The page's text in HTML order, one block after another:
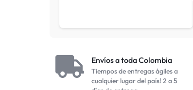
Envíos a toda Colombia
Tiempos de entregas ágiles a
cualquier lugar del país! 2 a 5